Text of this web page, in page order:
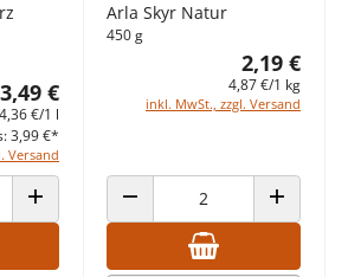
3,49 €
4,36 €/1 l
Versand
3,99 €*
ANZAHL ERHÖHEN
Arla Skyr Natur
450 g
2,19 €
4,87 €/1 kg
inkl. MwSt., zzgl. Versand
ANZAHL VERRINGERN ANZAHL